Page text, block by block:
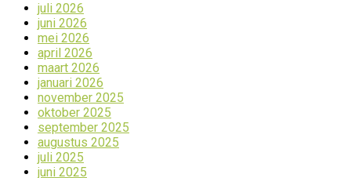
juli 2026
juni 2026
mei 2026
april 2026
maart 2026
januari 2026
november 2025
oktober 2025
september 2025
augustus 2025
juli 2025
juni 2025